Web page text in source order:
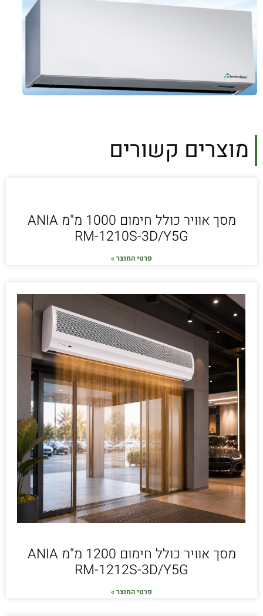
מוצרים קשורים
מסך אוויר כולל חימום 1000 מ"מ ANIA
RM-1210S-3D/Y5G
פרטי המוצר »
מסך אוויר כולל חימום 1200 מ"מ ANIA
RM-1212S-3D/Y5G
פרטי המוצר »